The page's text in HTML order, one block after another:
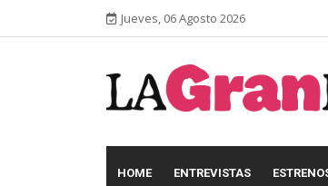
Jueves, 06 Agosto 2026
HOME ENTREVISTAS